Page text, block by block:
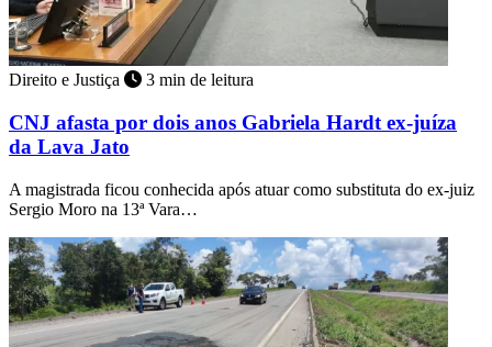
Direito e Justiça 3 min de leitura
CNJ afasta por dois anos Gabriela Hardt ex-juíza
da Lava Jato
A magistrada ficou conhecida após atuar como substituta do ex-juiz
Sergio Moro na 13ª Vara…